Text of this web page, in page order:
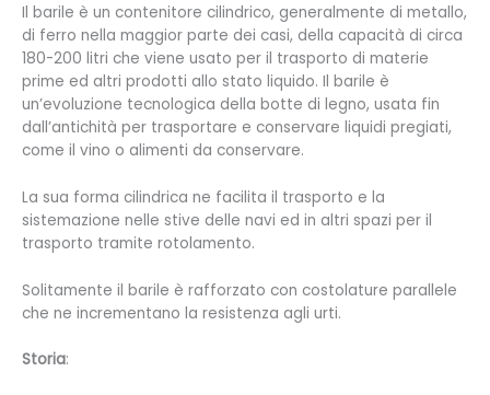
Il barile è un contenitore cilindrico, generalmente di metallo,
di ferro nella maggior parte dei casi, della capacità di circa
180-200 litri che viene usato per il trasporto di materie
prime ed altri prodotti allo stato liquido. Il barile è
un’evoluzione tecnologica della botte di legno, usata fin
dall’antichità per trasportare e conservare liquidi pregiati,
come il vino o alimenti da conservare.
La sua forma cilindrica ne facilita il trasporto e la
sistemazione nelle stive delle navi ed in altri spazi per il
trasporto tramite rotolamento.
Solitamente il barile è rafforzato con costolature parallele
che ne incrementano la resistenza agli urti.
Storia: